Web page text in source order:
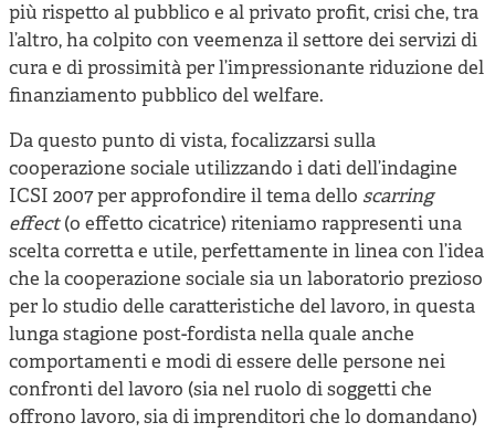
più rispetto al pubblico e al privato profit, crisi che, tra
l’altro, ha colpito con veemenza il settore dei servizi di
cura e di prossimità per l’impressionante riduzione del
finanziamento pubblico del welfare.
Da questo punto di vista, focalizzarsi sulla
cooperazione sociale utilizzando i dati dell’indagine
ICSI 2007 per approfondire il tema dello scarring
effect(o effetto cicatrice) riteniamo rappresenti una
scelta corretta e utile, perfettamente in linea con l’idea
che la cooperazione sociale sia un laboratorio prezioso
per lo studio delle caratteristiche del lavoro, in questa
lunga stagione post-fordista nella quale anche
comportamenti e modi di essere delle persone nei
confronti del lavoro (sia nel ruolo di soggetti che
offrono lavoro, sia di imprenditori che lo domandano)